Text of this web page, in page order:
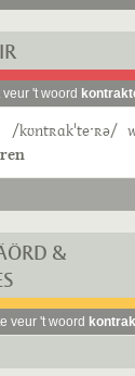
't woord
/kʊntʀɑkˈteˑʀə/
&
veur 't woord